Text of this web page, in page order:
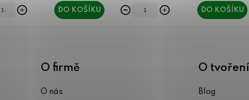
DO KOŠÍKU DO KOŠÍKU
O firmě
O nás
O tvoření
Blog